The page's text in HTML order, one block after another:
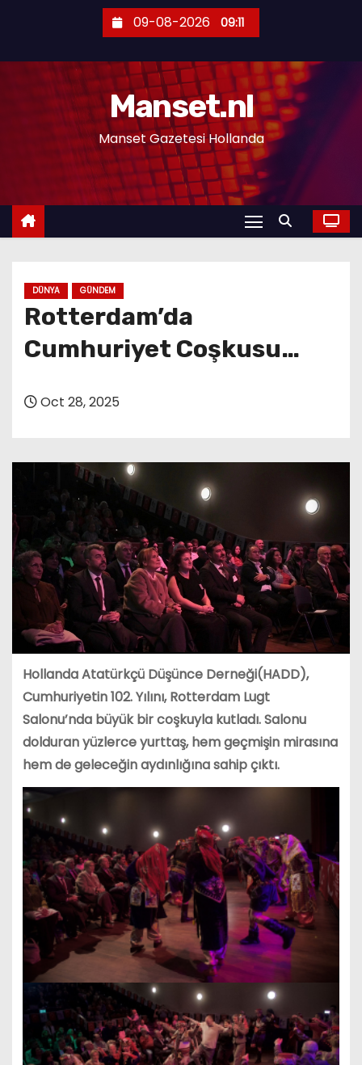
e
09-08-2026 09:11
Manset.nl
Manset Gazetesi Hollanda
DÜNYA GÜNDEM
Rotterdam’da
Cumhuriyet Coşkusu…
Oct 28, 2025
Hollanda Atatürkçü Düşünce Derneği(HADD),
Cumhuriyetin 102. Yılını, Rotterdam Lugt
Salonu’nda büyük bir coşkuyla kutladı. Salonu
dolduran yüzlerce yurttaş, hem geçmişin mirasına
hem de geleceğin aydınlığına sahip çıktı.